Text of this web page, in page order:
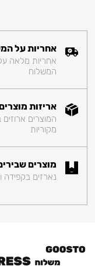
אחריות על
אחריות מלאה
המשלוח
אריזות מוצרים
המוצרים ארוזים
מקוריות
מוצרים
נארזים בקפידה